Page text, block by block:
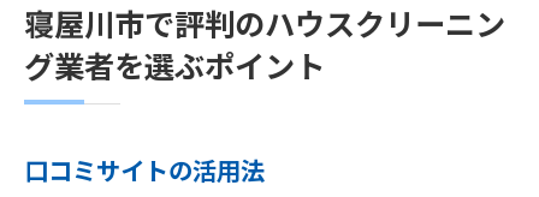
寝屋川市で評判のハウスクリーニン
グ業者を選ぶポイント
口コミサイトの活用法